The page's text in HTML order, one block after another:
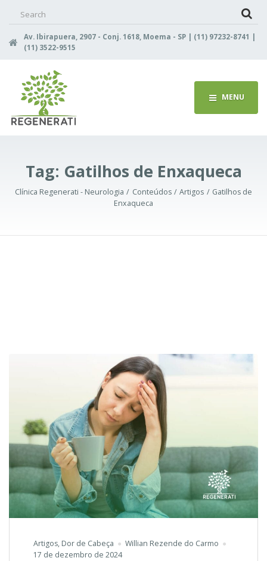
Av. Ibirapuera, 2907 - Conj. 1618, Moema - SP | (11) 97232-8741 |
(11) 3522-9515
MENU
Tag: Gatilhos de Enxaqueca
Clínica Regenerati - Neurologia Conteúdos Artigos
Gatilhos de
Enxaqueca
Artigos, Dor de Cabeça
Willian Rezende do Carmo
17 de dezembro de 2024